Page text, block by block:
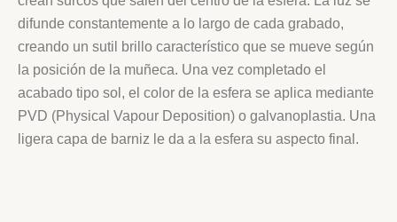
difunde constantemente a lo largo de cada grabado,
creando un sutil brillo característico que se mueve según
la posición de la muñeca. Una vez completado el
acabado tipo sol, el color de la esfera se aplica mediante
PVD (Physical Vapour Deposition) o galvanoplastia. Una
ligera capa de barniz le da a la esfera su aspecto final.